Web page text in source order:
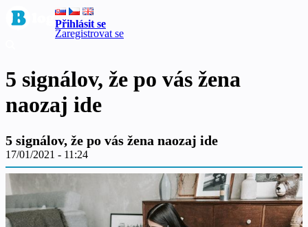
Přihlásit se
Zaregistrovat se
5 signálov, že po vás žena
naozaj ide
5 signálov, že po vás žena naozaj ide
17/01/2021 - 11:24